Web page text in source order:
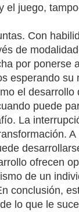
el juego,
Con
de
por ponerse
esperando su
el desarrollo
puede
La
ofrecen
de un
conclusión,
lo que le